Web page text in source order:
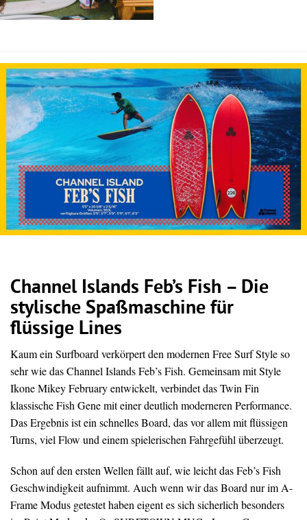
Channel Islands Feb’s Fish – Die
stylische Spaßmaschine für
flüssige Lines
Kaum ein Surfboard verkörpert den modernen Free Surf Style so
sehr wie das Channel Islands Feb’s Fish. Gemeinsam mit Style
Ikone Mikey February entwickelt, verbindet das Twin Fin
klassische Fish Gene mit einer deutlich moderneren Performance.
Das Ergebnis ist ein schnelles Board, das vor allem mit flüssigen
Turns, viel Flow und einem spielerischen Fahrgefühl überzeugt.
Schon auf den ersten Wellen fällt auf, wie leicht das Feb’s Fish
Geschwindigkeit aufnimmt. Auch wenn wir das Board nur im A-
Frame Modus getestet haben eigent es sich sicherlich besonders